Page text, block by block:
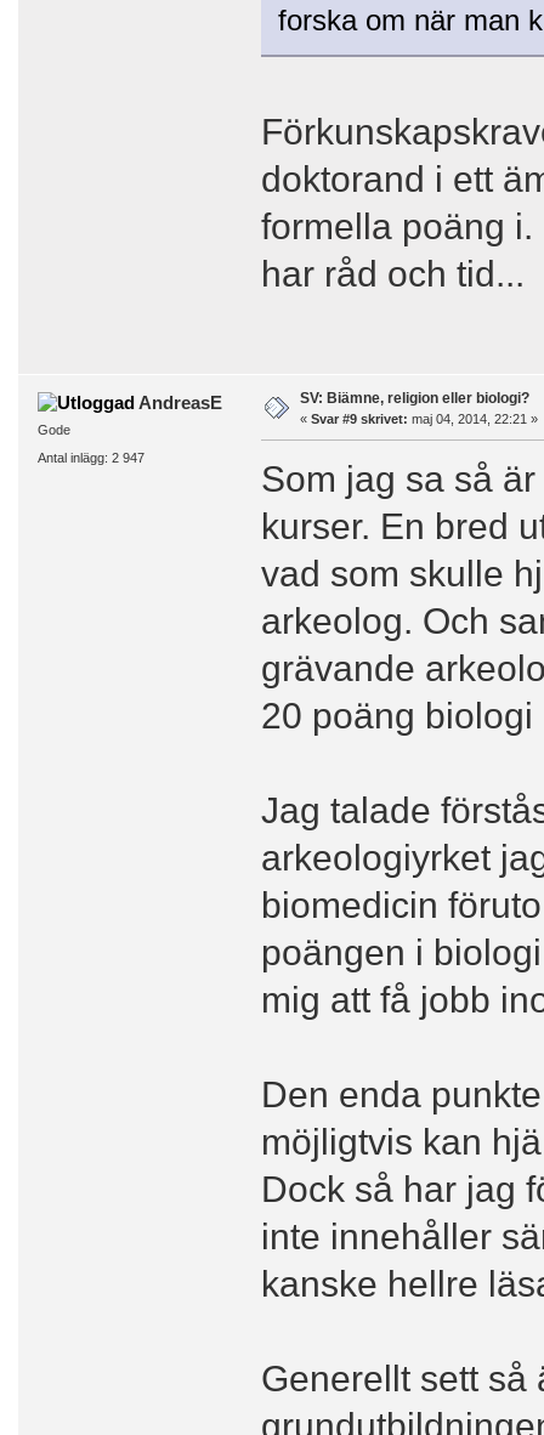
forska om när man
doktorand i ett
formella poäng
har råd och tid...
AndreasE
Gode
Antal inlägg: 2 947
SV: Biämne, religion eller biologi?
« Svar #9 skrivet: maj 04, 2014, 22:21 »
Som jag sa så
kurser. En bred
vad som skulle
arkeolog. Och
grävande
20 poäng
Jag talade
arkeologiyrket
biomedicin
poängen i
mig att få jobb
Den enda
möjligtvis kan
Dock så har jag
inte innehåller
kanske hellre
Generellt sett så